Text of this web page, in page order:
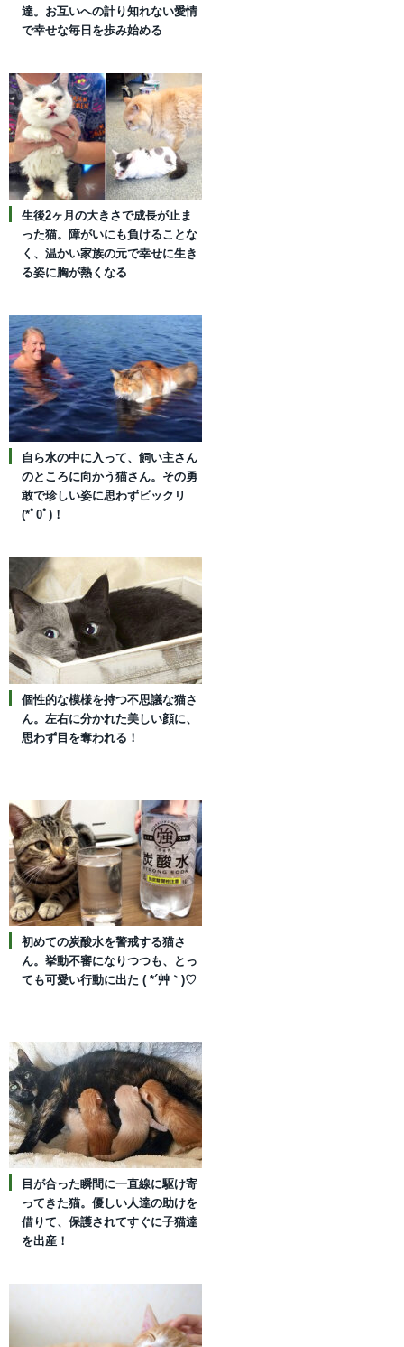
達。お互いへの計り知れない愛情
で幸せな毎日を歩み始める
生後2ヶ月の大きさで成長が止ま
った猫。障がいにも負けることな
く、温かい家族の元で幸せに生き
る姿に胸が熱くなる
自ら水の中に入って、飼い主さん
のところに向かう猫さん。その勇
敢で珍しい姿に思わずビックリ
(*ﾟ0ﾟ)！
個性的な模様を持つ不思議な猫さ
ん。左右に分かれた美しい顔に、
思わず目を奪われる！
初めての炭酸水を警戒する猫さ
ん。挙動不審になりつつも、とっ
ても可愛い行動に出た ( *´艸｀)♡
目が合った瞬間に一直線に駆け寄
ってきた猫。優しい人達の助けを
借りて、保護されてすぐに子猫達
を出産！